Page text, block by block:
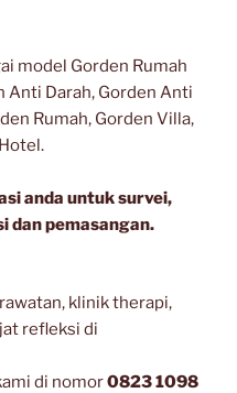
model Gorden Rumah
Anti Darah, Gorden Anti
Rumah, Gorden Villa,
anda untuk survei,
dan pemasangan.
klinik therapi,
refleksi di
di nomor0823 1098